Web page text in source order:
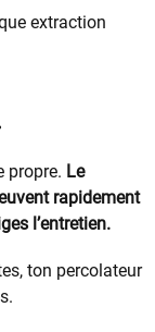
extraction
propre. Le
rapidement
l’entretien.
ton percolateur